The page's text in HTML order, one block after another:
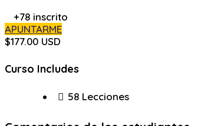
+78 inscrito
APUNTARME
$177.00 USD
Curso Includes
58 Lecciones